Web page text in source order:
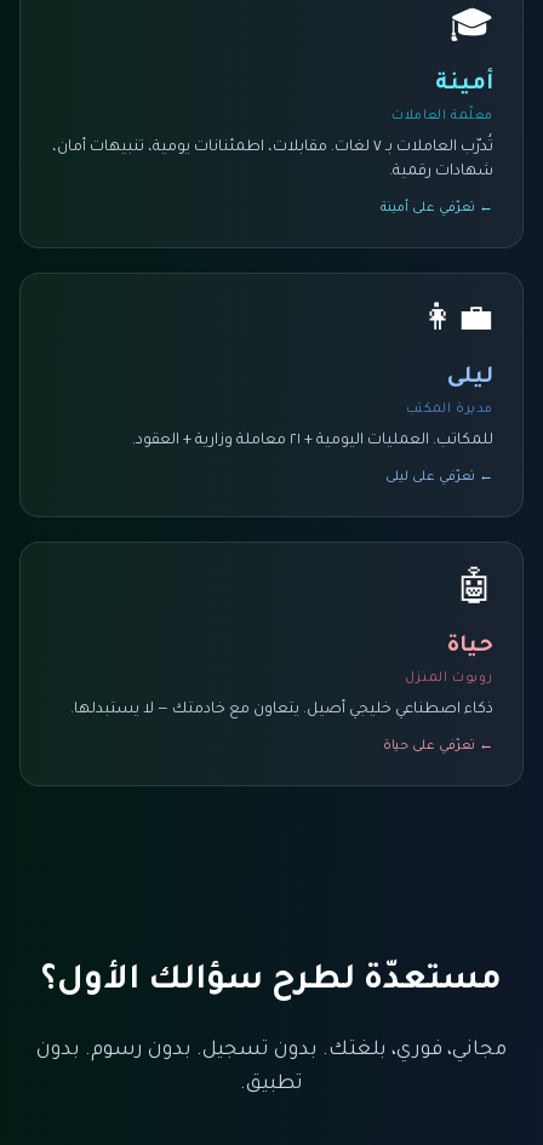
🎓
أمينة
معلّمة العاملات
تُدرّب العاملات بـ ٧ لغات. مقابلات، اطمئنانات يومية، تنبيهات أمان،
شهادات رقمية.
← تعرّفي على أمينة
👩‍💼
ليلى
مديرة المكتب
للمكاتب. العمليات اليومية + ٢١ معاملة وزارية + العقود.
← تعرّفي على ليلى
🤖
حياة
روبوت المنزل
ذكاء اصطناعي خليجي أصيل. يتعاون مع خادمتك — لا يستبدلها.
← تعرّفي على حياة
مستعدّة لطرح سؤالك الأول؟
مجاني، فوري، بلغتك. بدون تسجيل. بدون رسوم. بدون
تطبيق.